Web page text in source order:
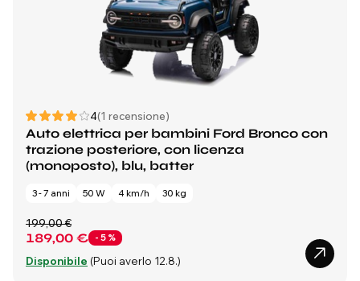
4(1 recensione)
Auto elettrica per bambini Ford Bronco con
trazione posteriore, con licenza
(monoposto), blu, batter
3 - 7 anni 50 W 4 km/h 30 kg
189,00 € - 5 %
199,00 €
Disponibile (Puoi averlo 12.8.)